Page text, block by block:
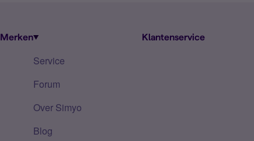
Merken Klantenservice
Service
Forum
Over Simyo
Blog